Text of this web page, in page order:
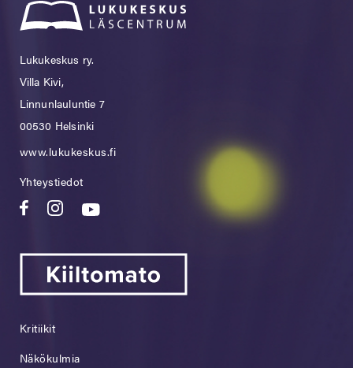
Lukukeskus ry.
Villa Kivi,
Linnunlauluntie 7
00530 Helsinki
www.lukukeskus.fi
Yhteystiedot
Kritiikit
Näkökulmia